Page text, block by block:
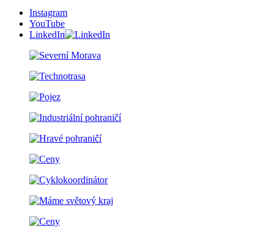
Instagram
YouTube
LinkedIn